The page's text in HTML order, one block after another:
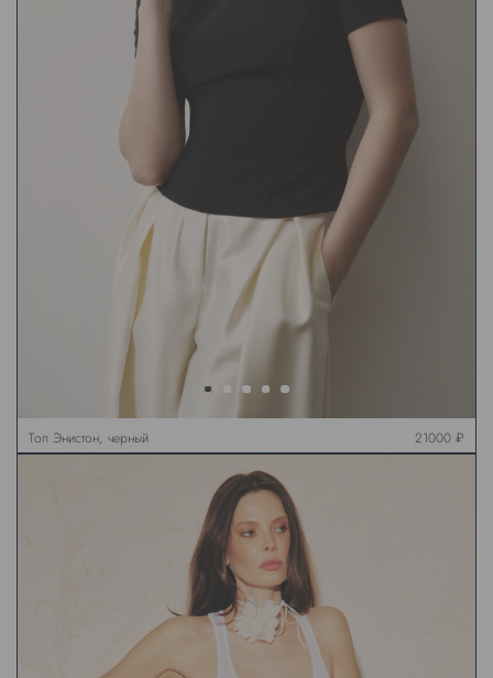
Топ Энистон, черный 21000 ₽